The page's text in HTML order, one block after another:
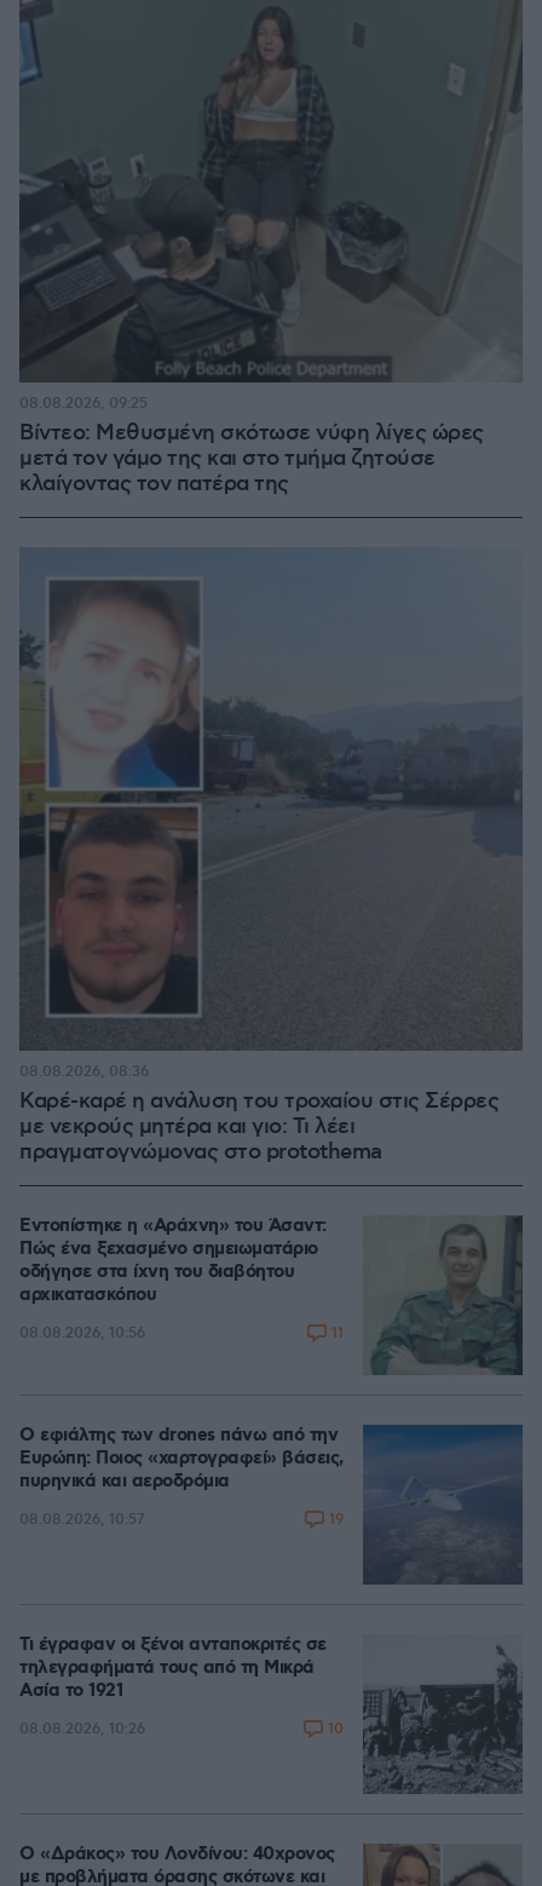
Βίντεο: Μεθυσμένη σκότωσε νύφη λίγες ώρες
μετά τον γάμο της και στο τμήμα ζητούσε
κλαίγοντας τον πατέρα της
08.08.2026, 09:25
Καρέ-καρέ η ανάλυση του τροχαίου στις Σέρρες
με νεκρούς μητέρα και γιο: Τι λέει
πραγματογνώμονας στο protothema
08.08.2026, 08:36
Εντοπίστηκε η «Αράχνη» του Άσαντ:
Πώς ένα ξεχασμένο σημειωματάριο
οδήγησε στα ίχνη του διαβόητου
αρχικατασκόπου
08.08.2026, 10:56 11
Ο εφιάλτης των drones πάνω από την
Ευρώπη: Ποιος «χαρτογραφεί» βάσεις,
πυρηνικά και αεροδρόμια
08.08.2026, 10:57 19
Τι έγραφαν οι ξένοι ανταποκριτές σε
τηλεγραφήματά τους από τη Μικρά
Ασία το 1921
08.08.2026, 10:26 10
Ο «Δράκος» του Λονδίνου: 40χρονος
με προβλήματα όρασης σκότωνε και